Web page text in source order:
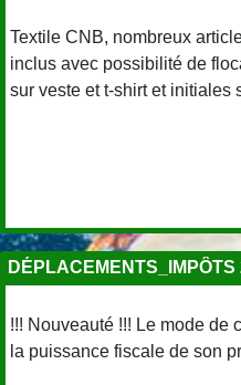
Textile CNB, nombreux
inclus avec possibilité de
sur veste et t-shirt et initiales
DÉPLACEMENTS_IMPÔTS
!!! Nouveauté !!! Le mode de
la puissance fiscale de son